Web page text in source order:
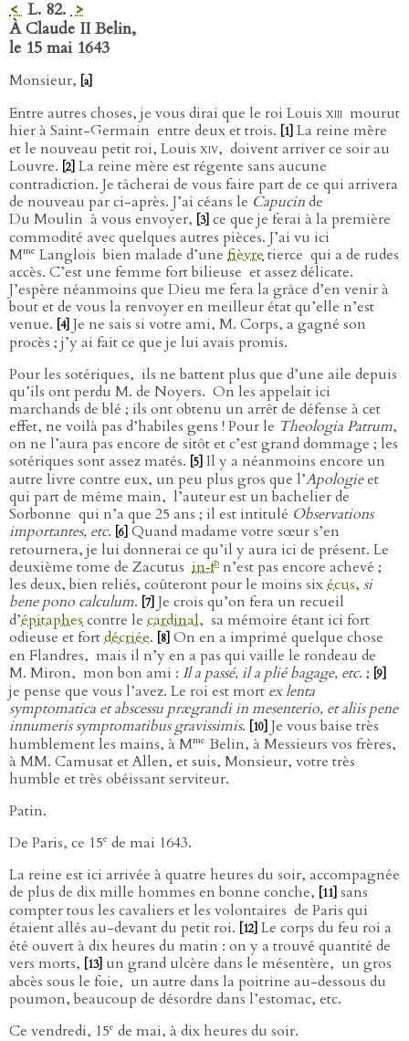
< L. 82. >
À Claude II Belin,
le 15 mai 1643
Monsieur, [a]
Entre autres choses, je vous dirai que le roi Louis xiii mourut
hier à Saint-Germain entre deux et trois. [1] La reine mère
et le nouveau petit roi, Louis xiv, doivent arriver ce soir au
Louvre. [2] La reine mère est régente sans aucune
contradiction. Je tâcherai de vous faire part de ce qui arrivera
de nouveau par ci-après. J’ai céans le Capucinde
Du Moulin à vous envoyer, [3] ce que je ferai à la première
commodité avec quelques autres pièces. J’ai vu ici
Mme Langlois bien malade d’une fièvretierce qui a de rudes
accès. C’est une femme fort bilieuse et assez délicate.
J’espère néanmoins que Dieu me fera la grâce d’en venir à
bout et de vous la renvoyer en meilleur état qu’elle n’est
venue. [4] Je ne sais si votre ami, M. Corps, a gagné son
procès ; j’y ai fait ce que je lui avais promis.
Pour les sotériques, ils ne battent plus que d’une aile depuis
qu’ils ont perdu M. de Noyers. On les appelait ici
marchands de blé ; ils ont obtenu un arrêt de défense à cet
effet, ne voilà pas d’habiles gens ! Pour le Theologia Patrum,
on ne l’aura pas encore de sitôt et c’est grand dommage ; les
sotériques sont assez matés. [5] Il y a néanmoins encore un
autre livre contre eux, un peu plus gros que l’Apologieet
qui part de même main, l’auteur est un bachelier de
Sorbonne qui n’a que 25 ans ; il est intitulé Observations
importantes, etc. [6] Quand madame votre sœur s’en
retournera, je lui donnerai ce qu’il y aura ici de présent. Le
deuxième tome de Zacutus in‑fo n’est pas encore achevé ;
les deux, bien reliés, coûteront pour le moins sixécus, si
bene pono calculum. [7] Je crois qu’on fera un recueil
d’épitaphescontre le cardinal, sa mémoire étant ici fort
odieuse et fortdécriée. [8] On en a imprimé quelque chose
en Flandres, mais il n’y en a pas qui vaille le rondeau de
M. Miron, mon bon ami : Il a passé, il a plié bagage, etc. ; [9]
je pense que vous l’avez. Le roi est mort ex lenta
symptomatica et abscessu prægrandi in mesenterio, et aliis pene
innumeris symptomatibus gravissimis. [10] Je vous baise très
humblement les mains, à Mme Belin, à Messieurs vos frères,
à MM. Camusat et Allen, et suis, Monsieur, votre très
humble et très obéissant serviteur.
Patin.
De Paris, ce 15e de mai 1643.
La reine est ici arrivée à quatre heures du soir, accompagnée
de plus de dix mille hommes en bonne conche,
[11] sans
compter tous les cavaliers et les volontaires de Paris qui
étaient allés au-devant du petit roi.
[12] Le corps du feu roi a
été ouvert à dix heures du matin : on y a trouvé quantité de
vers morts,
[13] un grand ulcère dans le mésentère, un gros
abcès sous le foie, un autre dans la poitrine au-dessous du
poumon, beaucoup de désordre dans l’estomac, etc.
Ce vendredi, 15e de mai, à dix heures du soir.